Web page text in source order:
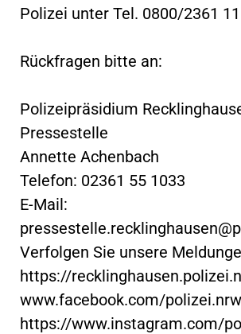
Polizei unter Tel. 0800/2361
Rückfragen bitte an:
Polizeipräsidium
Pressestelle
Annette Achenbach
Telefon: 02361 55 1033
E-Mail:
Verfolgen Sie unsere
https://
www.facebook.com/
https://www.instagram.com/